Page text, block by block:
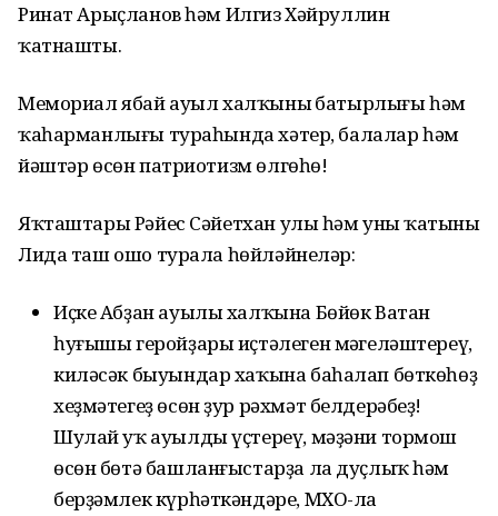
Ринат Арыҫланов һәм Илгиз Хәйруллин
ҡатнашты.
Мемориал ябай ауыл халҡының батырлығы һәм
ҡаһарманлығы тураһында хәтер, балалар һәм
йәштәр өсөн патриотизм өлгөһө!
Яҡташтары Рәйес Сәйетхан улы һәм уның ҡатыны
Лида таш ошо турала һөйләйнеләр:
Иҫке Абҙан ауылы халҡына Бөйөк Ватан
һуғышы геройҙары иҫтәлеген мәңгеләштереү,
киләсәк быуындар хаҡына баһалап бөткөһөҙ
хеҙмәтегеҙ өсөн ҙур рәхмәт белдерәбеҙ!
Шулай уҡ ауылды үҫтереү, мәҙәни тормош
өсөн бөтә башланғыстарҙа ла дуҫлыҡ һәм
берҙәмлек күрһәткәндәре, МХО-ла